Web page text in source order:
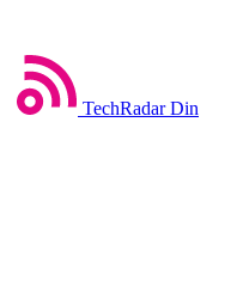
TechRadar Din